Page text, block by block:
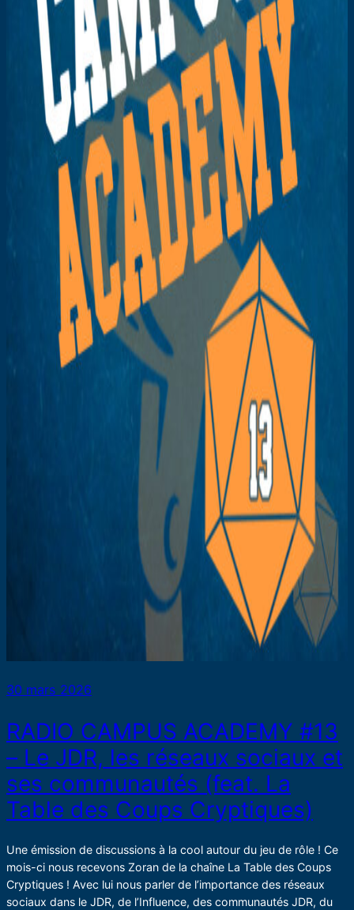
30 mars 2026
RADIO CAMPUS ACADEMY #13
– Le JDR, les réseaux sociaux et
ses communautés (feat. La
Table des Coups Cryptiques)
Une émission de discussions à la cool autour du jeu de rôle ! Ce
mois-ci nous recevons Zoran de la chaîne La Table des Coups
Cryptiques ! Avec lui nous parler de l’importance des réseaux
sociaux dans le JDR, de l’Influence, des communautés JDR, du